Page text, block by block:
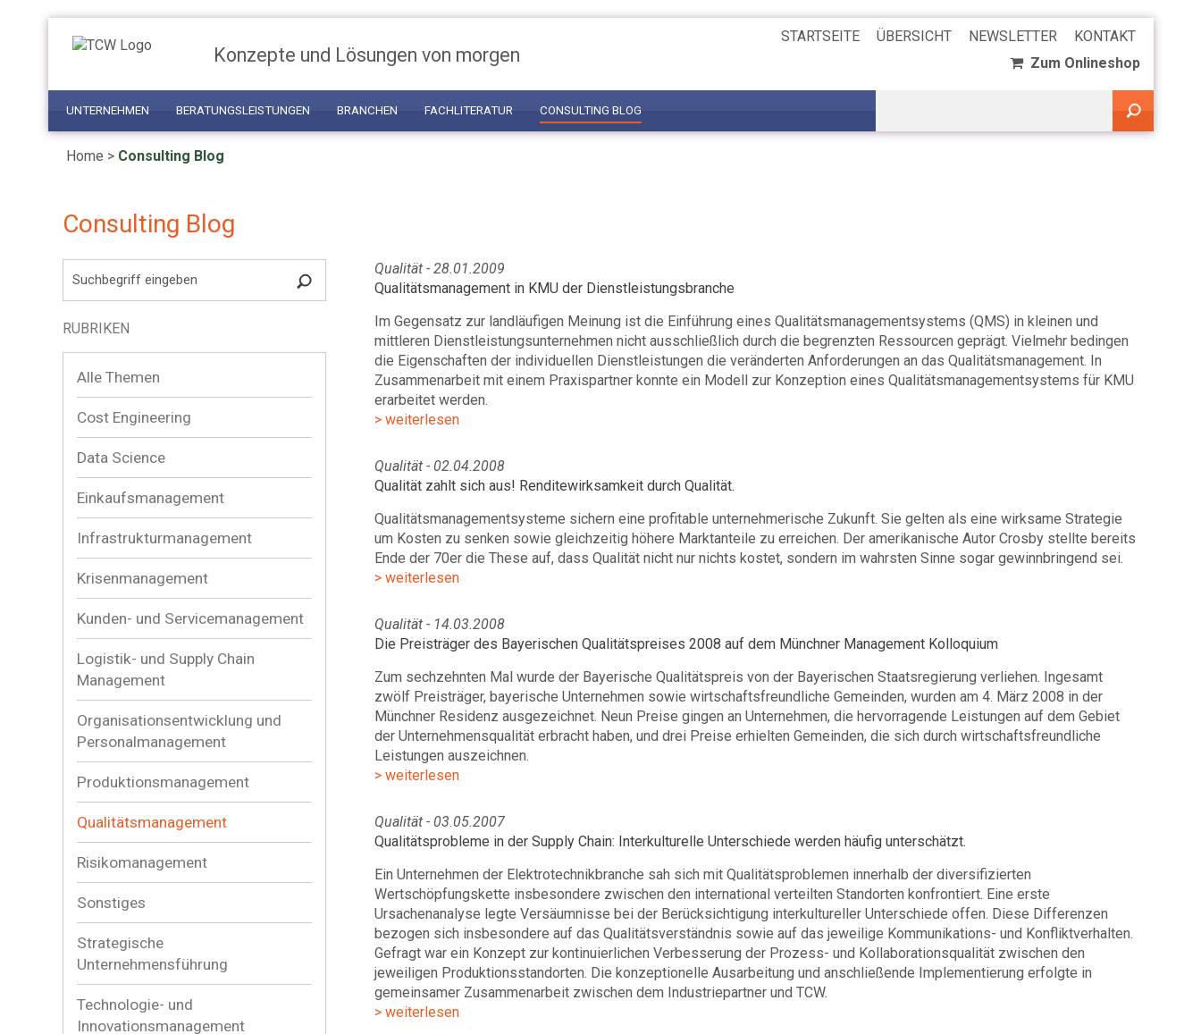
UNTERNEHMEN BERATUNGSLEISTUNGEN BRANCHEN FACHLITERATUR CONSULTING BLOG
Konzepte und Lösungen von morgen
STARTSEITE ÜBERSICHT NEWSLETTER
KONTAKT
Zum Onlineshop
Home > Consulting Blog
Consulting Blog
RUBRIKEN
Alle Themen
Cost Engineering
Data Science
Einkaufsmanagement
Infrastrukturmanagement
Krisenmanagement
Kunden- und Servicemanagement
Logistik- und Supply Chain
Management
Organisationsentwicklung und
Personalmanagement
Produktionsmanagement
Qualitätsmanagement
Risikomanagement
Sonstiges
Strategische
Unternehmensführung
Technologie- und
Innovationsmanagement
Qualität - 28.01.2009
Qualitätsmanagement in KMU der Dienstleistungsbranche
Im Gegensatz zur landläufigen Meinung ist die Einführung eines Qualitätsmanagementsystems (QMS) in kleinen und
mittleren Dienstleistungsunternehmen nicht ausschließlich durch die begrenzten Ressourcen geprägt. Vielmehr bedingen
die Eigenschaften der individuellen Dienstleistungen die veränderten Anforderungen an das Qualitätsmanagement. In
Zusammenarbeit mit einem Praxispartner konnte ein Modell zur Konzeption eines Qualitätsmanagementsystems für KMU
erarbeitet werden.
> weiterlesen
Qualität - 02.04.2008
Qualität zahlt sich aus! Renditewirksamkeit durch Qualität.
Qualitätsmanagementsysteme sichern eine profitable unternehmerische Zukunft. Sie gelten als eine wirksame Strategie
um Kosten zu senken sowie gleichzeitig höhere Marktanteile zu erreichen. Der amerikanische Autor Crosby stellte bereits
Ende der 70er die These auf, dass Qualität nicht nur nichts kostet, sondern im wahrsten Sinne sogar gewinnbringend sei.
> weiterlesen
Qualität - 14.03.2008
Die Preisträger des Bayerischen Qualitätspreises 2008 auf dem Münchner Management Kolloquium
Zum sechzehnten Mal wurde der Bayerische Qualitätspreis von der Bayerischen Staatsregierung verliehen. Ingesamt
zwölf Preisträger, bayerische Unternehmen sowie wirtschaftsfreundliche Gemeinden, wurden am 4. März 2008 in der
Münchner Residenz ausgezeichnet. Neun Preise gingen an Unternehmen, die hervorragende Leistungen auf dem Gebiet
der Unternehmensqualität erbracht haben, und drei Preise erhielten Gemeinden, die sich durch wirtschaftsfreundliche
Leistungen auszeichnen.
> weiterlesen
Qualität - 03.05.2007
Qualitätsprobleme in der Supply Chain: Interkulturelle Unterschiede werden häufig unterschätzt.
Ein Unternehmen der Elektrotechnikbranche sah sich mit Qualitätsproblemen innerhalb der diversifizierten
Wertschöpfungskette insbesondere zwischen den international verteilten Standorten konfrontiert. Eine erste
Ursachenanalyse legte Versäumnisse bei der Berücksichtigung interkultureller Unterschiede offen. Diese Differenzen
bezogen sich insbesondere auf das Qualitätsverständnis sowie auf das jeweilige Kommunikations- und Konfliktverhalten.
Gefragt war ein Konzept zur kontinuierlichen Verbesserung der Prozess- und Kollaborationsqualität zwischen den
jeweiligen Produktionsstandorten. Die konzeptionelle Ausarbeitung und anschließende Implementierung erfolgte in
gemeinsamer Zusammenarbeit zwischen dem Industriepartner und TCW.
> weiterlesen